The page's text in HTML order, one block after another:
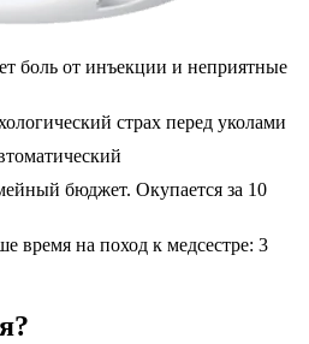
боль от инъекции и неприятные
страх перед уколами
бюджет. Окупается за 10
время на поход к медсестре: 3